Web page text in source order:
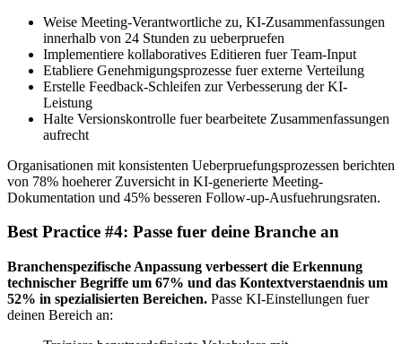
Weise Meeting-Verantwortliche zu, KI-Zusammenfassungen
innerhalb von 24 Stunden zu ueberpruefen
Implementiere kollaboratives Editieren fuer Team-Input
Etabliere Genehmigungsprozesse fuer externe Verteilung
Erstelle Feedback-Schleifen zur Verbesserung der KI-
Leistung
Halte Versionskontrolle fuer bearbeitete Zusammenfassungen
aufrecht
Organisationen mit konsistenten Ueberpruefungsprozessen berichten
von 78% hoeherer Zuversicht in KI-generierte Meeting-
Dokumentation und 45% besseren Follow-up-Ausfuehrungsraten.
Best Practice #4: Passe fuer deine Branche an
Branchenspezifische Anpassung verbessert die Erkennung
technischer Begriffe um 67% und das Kontextverstaendnis um
52% in spezialisierten Bereichen. Passe KI-Einstellungen fuer
deinen Bereich an: